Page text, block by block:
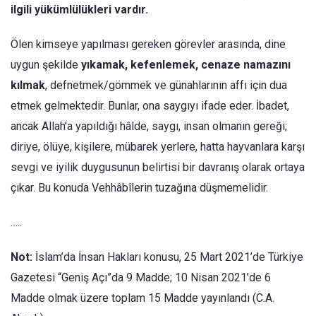
ilgili yükümlülükleri vardır.
Ölen kimseye yapılması gereken görevler ara­sında, dine
uygun şekilde yıkamak, kefenlemek, cenaze namazını
kılmak, defnetmek/gömmek ve günahlarının affı için dua
etmek gelmektedir. Bunlar, ona saygıyı ifade eder. İbadet,
ancak Allah’a yapıldığı hâlde, saygı, insan olmanın gereği;
diriye, ölüye, kişilere, mübarek yerlere, hatta hay­vanlara karşı
sevgi ve iyilik duygusunun belirtisi bir davra­nış olarak ortaya
çıkar. Bu konuda Vehhâbîlerin tuzağına düşmemelidir.
…..
Not: İslam’da İnsan Hakları konusu, 25 Mart 2021’de Türkiye
Gazetesi “Geniş Açı”da 9 Madde; 10 Nisan 2021’de 6
Madde olmak üzere toplam 15 Madde yayınlandı (C.A.